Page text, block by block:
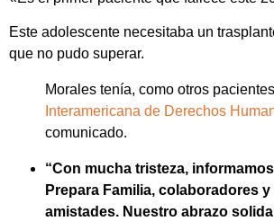
Este adolescente necesitaba un
que no pudo superar.
Morales tenía, como otros
Interamericana de Derechos
comunicado.
“Con mucha tristeza,
Prepara Familia, colaboradores
amistades. Nuestro abrazo